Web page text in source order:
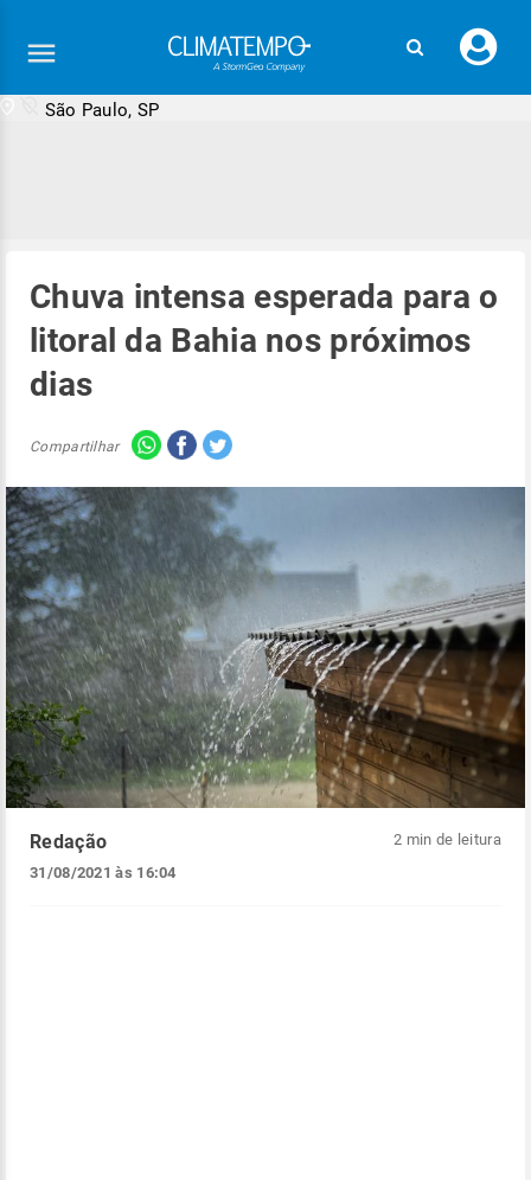
seu
São Paulo, SP
Chuva intensa esperada para o
litoral da Bahia nos próximos
dias
Compartilhar
Redação
31/08/2021 às 16:04
2 min de leitura